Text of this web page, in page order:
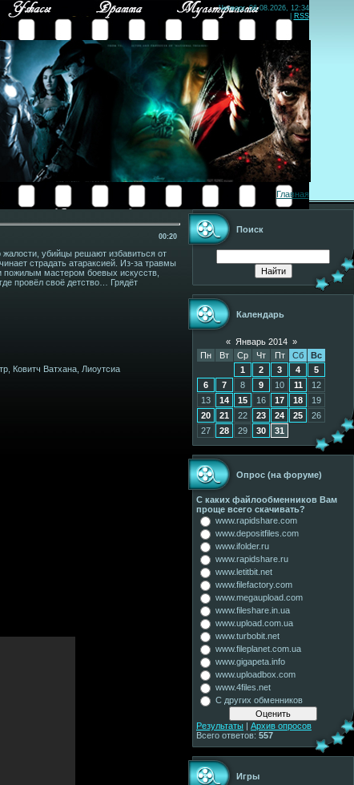
Четверг, 06.08.2026, 12:34
RSS
Главная
00:20
убийцы решают избавиться от
страдать атараксией. Из-за травмы
пожилым мастером боевых искусств,
провёл своё детство… Грядёт
Ковитч Ватхана, Лиоутсиа
Поиск
Календарь
« Январь 2014 »
Пн
Вт Ср Чт Пт Сб
Вс
1
2 3 4
5
6
7 8 9 10 11
12
13
14 15 16 17 18
19
20
21 22 23 24 25
26
27
28 29 30 31
Опрос (на форуме)
С каких файлообменников Вам
проще всего скачивать?
www.rapidshare.com
www.depositfiles.com
www.ifolder.ru
www.rapidshare.ru
www.letitbit.net
www.filefactory.com
www.megaupload.com
www.fileshare.in.ua
www.upload.com.ua
www.turbobit.net
www.fileplanet.com.ua
www.gigapeta.info
www.uploadbox.com
www.4files.net
С других обменников
Результаты | Архив опросов
Всего ответов: 557
Игры